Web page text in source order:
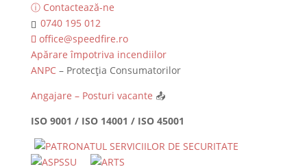
ⓘ Contactează-ne
0740 195 012
office@speedfire.ro
Apărare împotriva incendiilor
ANPC– Protecția Consumatorilor
Angajare – Posturi vacante 📤
ISO 9001 / ISO 14001 / ISO 45001